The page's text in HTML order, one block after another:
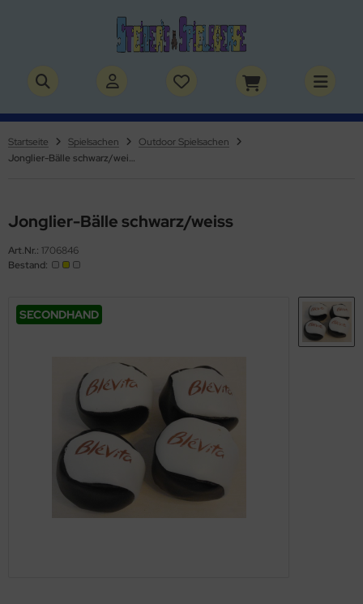
Startseite Spielsachen
Outdoor Spielsachen
Jonglier-Bälle schwarz/weiss
Jonglier-Bälle schwarz/weiss
Art.Nr.: 1706846
Bestand:
SECONDHAND
& Superhelden